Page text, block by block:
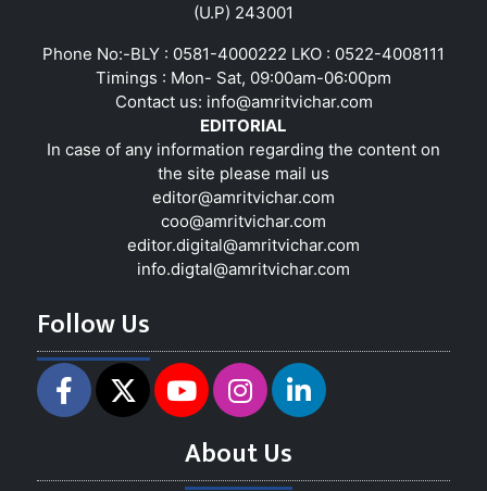
(U.P) 243001
Phone No:-BLY : 0581-4000222 LKO : 0522-4008111
Timings : Mon- Sat, 09:00am-06:00pm
Contact us: info@amritvichar.com
EDITORIAL
In case of any information regarding the content on
the site please mail us
editor@amritvichar.com
coo@amritvichar.com
editor.digital@amritvichar.com
info.digtal@amritvichar.com
Follow Us
About Us